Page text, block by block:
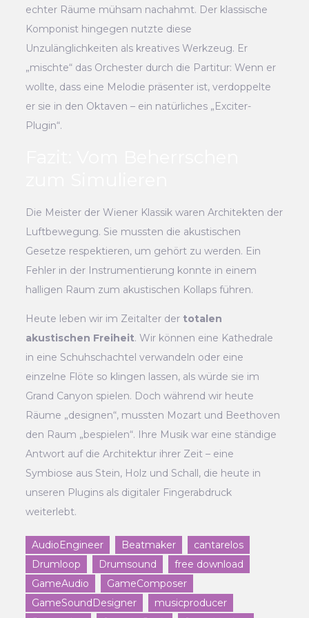
echter Räume mühsam nachahmt. Der klassische
Komponist hingegen nutzte diese
Unzulänglichkeiten als kreatives Werkzeug. Er
„mischte“ das Orchester durch die Partitur: Wenn er
wollte, dass eine Melodie präsenter ist, verdoppelte
er sie in den Oktaven – ein natürliches „Exciter-
Plugin“.
Die Meister der Wiener Klassik waren Architekten der
Luftbewegung. Sie mussten die akustischen
Gesetze respektieren, um gehört zu werden. Ein
Fehler in der Instrumentierung konnte in einem
halligen Raum zum akustischen Kollaps führen.
Heute leben wir im Zeitalter der totalen
akustischen Freiheit. Wir können eine Kathedrale
in eine Schuhschachtel verwandeln oder eine
einzelne Flöte so klingen lassen, als würde sie im
Grand Canyon spielen. Doch während wir heute
Räume „designen“, mussten Mozart und Beethoven
den Raum „bespielen“. Ihre Musik war eine ständige
Antwort auf die Architektur ihrer Zeit – eine
Symbiose aus Stein, Holz und Schall, die heute in
unseren Plugins als digitaler Fingerabdruck
weiterlebt.
AudioEngineer Beatmaker
cantarelos
Drumloop
Drumsound
free download
GameAudio
GameComposer
GameSoundDesigner
musicproducer